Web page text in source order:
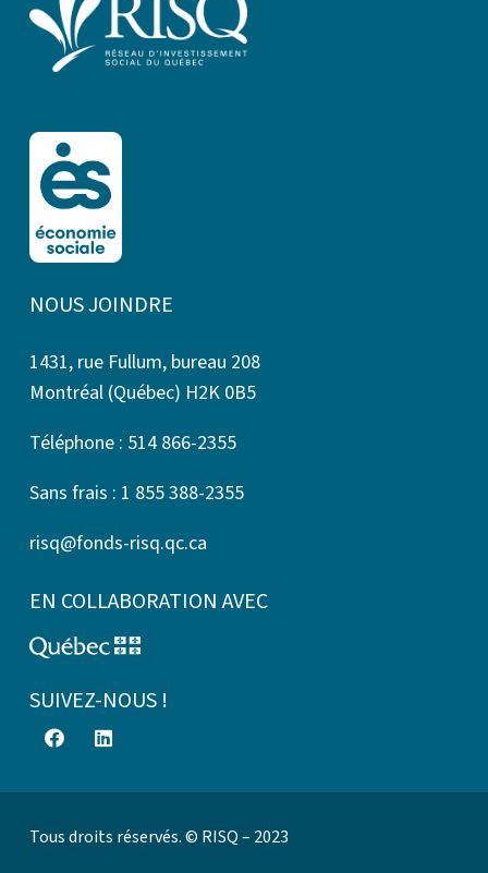
NOUS JOINDRE
1431, rue Fullum, bureau 208
Montréal (Québec) H2K 0B5
Téléphone : 514 866-2355
Sans frais : 1 855 388-2355
risq@fonds-risq.qc.ca
EN COLLABORATION AVEC
SUIVEZ-NOUS !
Tous droits réservés. © RISQ – 2023